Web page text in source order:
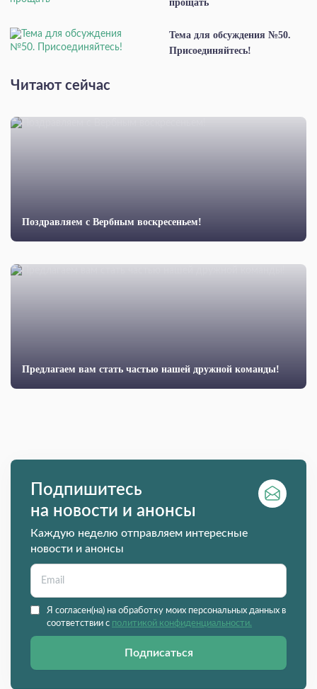
прощать
Тема для обсуждения №50.
Присоединяйтесь!
Читают сейчас
Поздравляем с Вербным воскресеньем!
Предлагаем вам стать частью нашей дружной команды!
Подпишитесь
на новости и анонсы
Каждую неделю отправляем интересные
новости и анонсы
Я согласен(на) на обработку моих персональных данных в
соответствии с политикой конфиденциальности.
Подписаться